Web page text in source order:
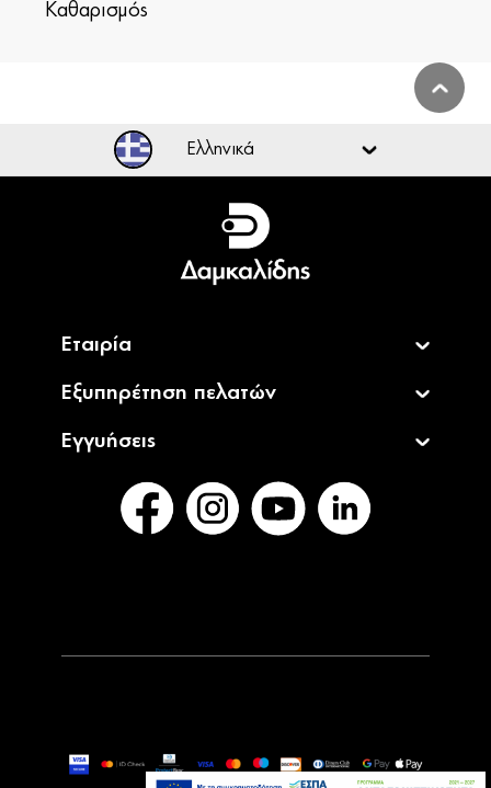
Καθαρισμός
Ελληνικά
Ελληνικά
English
Εταιρία
Εξυπηρέτηση πελατών
Εγγυήσεις